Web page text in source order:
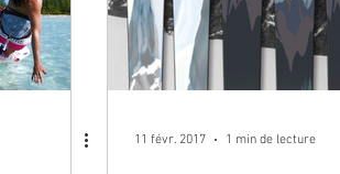
11 févr. 2017 1 min de lecture